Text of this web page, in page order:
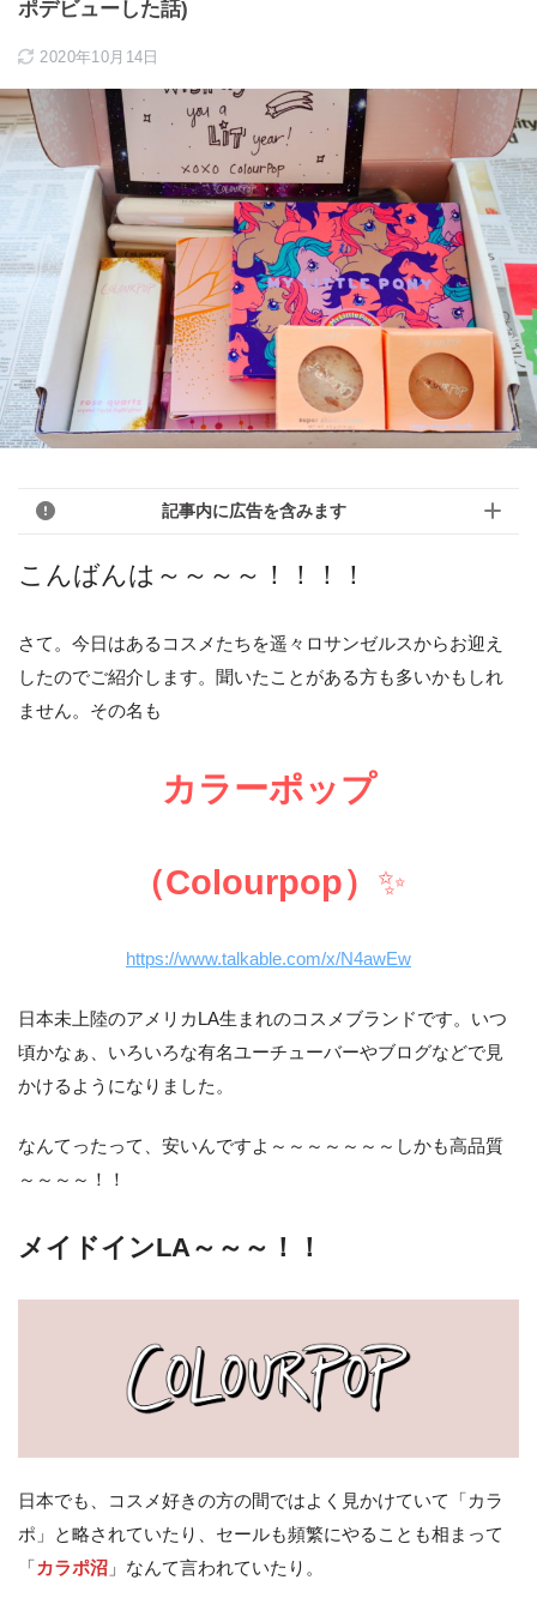
ポデビューした話)
2020年10月14日
記事内に広告を含みます
こんばんは～～～～！！！！
さて。今日はあるコスメたちを遥々ロサンゼルスからお迎え
したのでご紹介します。聞いたことがある方も多いかもしれ
ません。その名も
カラーポップ
（Colourpop） ✨
https://www.talkable.com/x/N4awEw
日本未上陸のアメリカLA生まれのコスメブランドです。いつ
頃かなぁ、いろいろな有名ユーチューバーやブログなどで見
かけるようになりました。
なんてったって、安いんですよ～～～～～～～しかも高品質
～～～～！！
メイドインLA～～～！！
日本でも、コスメ好きの方の間ではよく見かけていて「カラ
ポ」と略されていたり、セールも頻繁にやることも相まって
「 カラポ沼 」なんて言われていたり。